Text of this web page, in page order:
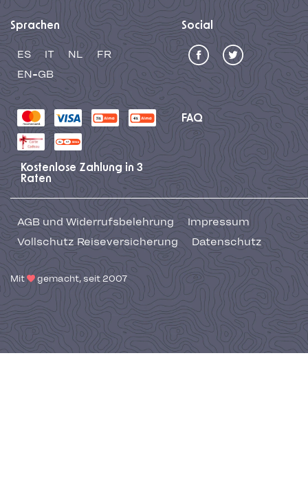
Sprachen
ES IT NL
FR
EN-GB
Social
FAQ
Kostenlose Zahlung in 3
Raten
AGB und Widerrufsbelehrung
Impressum
Vollschutz Reiseversicherung
Datenschutz
Mit gemacht, seit 2007